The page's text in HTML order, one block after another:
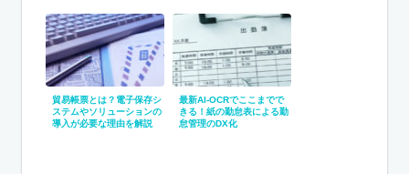
貿易帳票とは？電子保存シ
ステムやソリューションの
導入が必要な理由を解説
最新AI-OCRでここまでで
きる！紙の勤怠表による勤
怠管理のDX化